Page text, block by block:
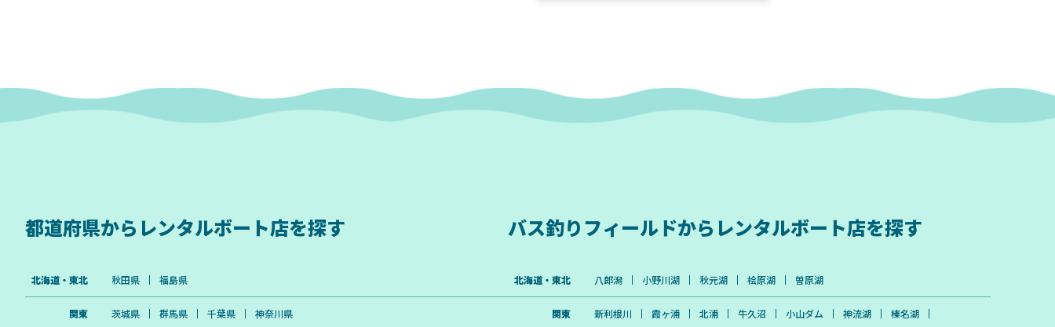
都道府県から レンタルボート店を探す
北海道・東北 秋田県 福島県
関東 茨城県 群馬県 千葉県 神奈川県
バス釣りフィールドから レンタルボート店を探す
北海道・東北 八郎潟 小野川湖 秋元湖 桧原湖 曽原湖
関東 新利根川 霞ヶ浦 北浦 牛久沼 小山ダム 神流湖
榛名湖